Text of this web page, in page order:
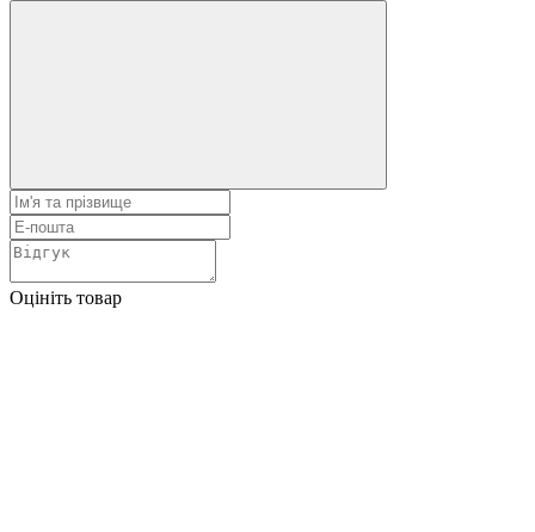
Оцініть товар